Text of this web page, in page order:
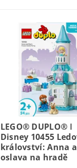
LEGO® DUPLO® ǀ
Disney 10455
království: Anna a
oslava na hradě